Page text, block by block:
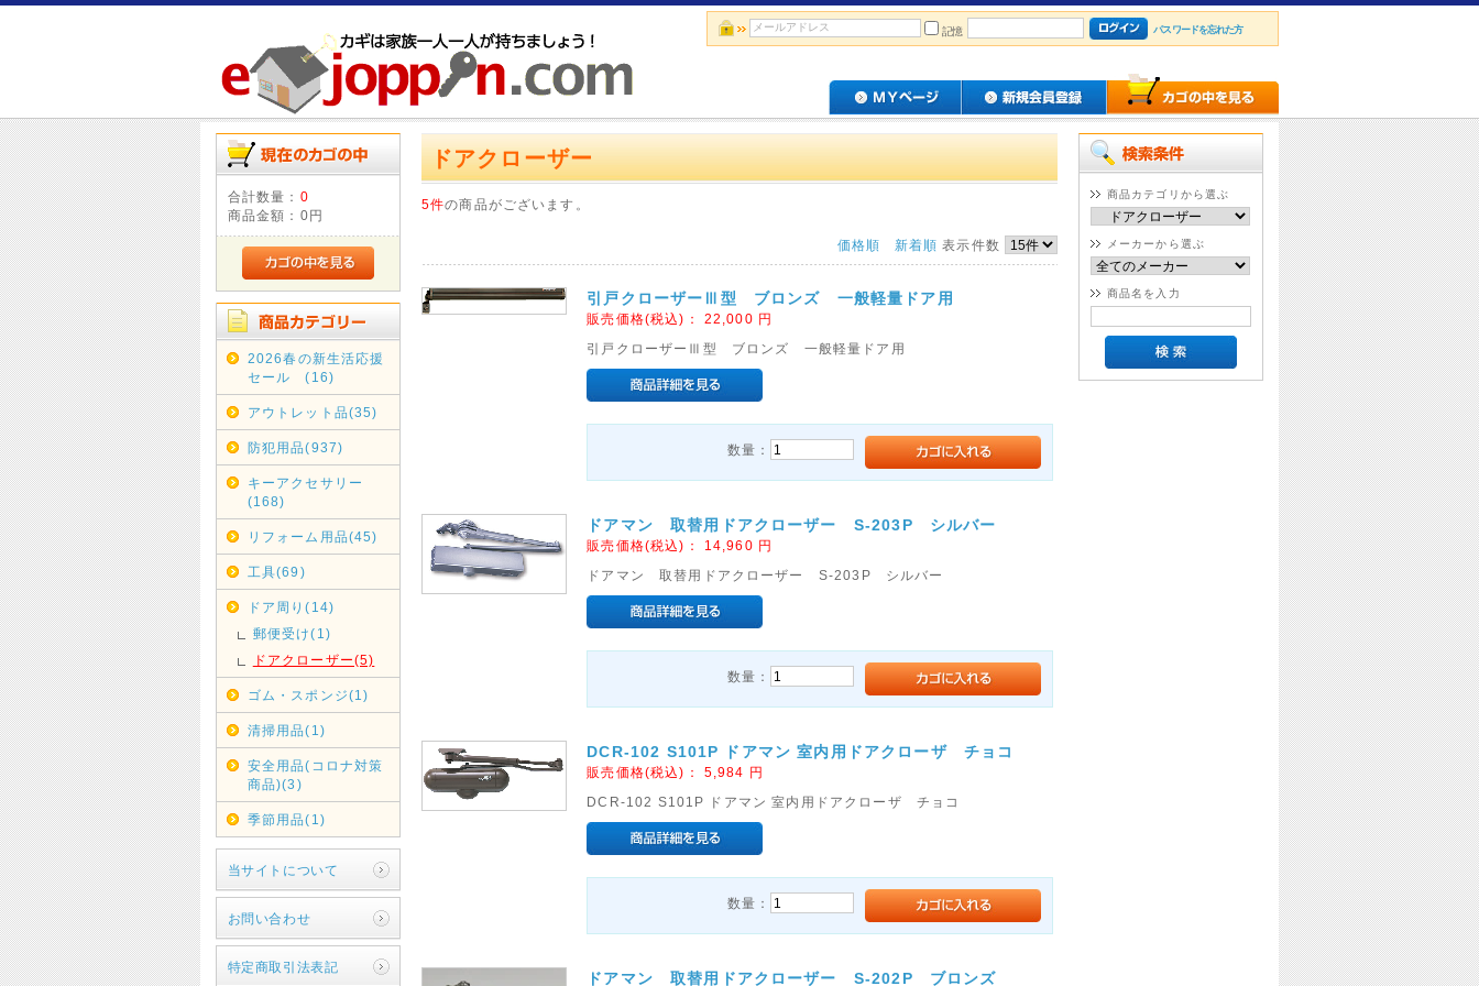
記憶 パスワードを忘れた方
合計数量： 0
商品金額： 0円
2026春の新生活応援
セール (16)
アウトレット品(35)
防犯用品(937)
キーアクセサリー
(168)
リフォーム用品(45)
工具(69)
ドア周り(14)
郵便受け(1)
ドアクローザー(5)
ゴム・スポンジ(1)
清掃用品(1)
安全用品(コロナ対策
商品)(3)
季節用品(1)
当サイトについて
お問い合わせ
特定商取引法表記
ドアクローザー
5件の商品がございます。
価格順 新着順 表示件数
引戸クローザーⅢ型 ブロンズ 一般軽量ドア用
販売価格(税込)： 22,000 円
引戸クローザーⅢ型 ブロンズ 一般軽量ドア用
数量：
ドアマン 取替用ドアクローザー S-203P シルバー
販売価格(税込)： 14,960 円
ドアマン 取替用ドアクローザー S-203P シルバー
数量：
DCR-102 S101P ドアマン 室内用ドアクローザ チョコ
販売価格(税込)： 5,984 円
DCR-102 S101P ドアマン 室内用ドアクローザ チョコ
数量：
ドアマン 取替用ドアクローザー S-202P ブロンズ
商品カテゴリから選ぶ
メーカーから選ぶ
商品名を入力